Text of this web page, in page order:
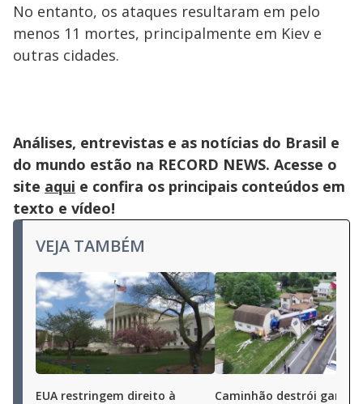
No entanto, os ataques resultaram em pelo
menos 11 mortes, principalmente em Kiev e
outras cidades.
Análises, entrevistas e as notícias do Brasil e
do mundo estão na RECORD NEWS. Acesse o
site aqui e confira os principais conteúdos em
texto e vídeo!
VEJA TAMBÉM
EUA restringem direito à
Caminhão destrói